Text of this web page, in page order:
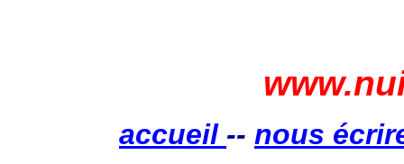
accueil -- nous